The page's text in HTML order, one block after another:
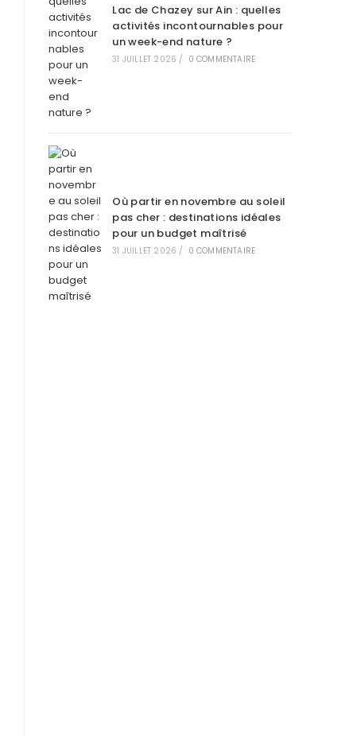
Lac de Chazey sur Ain : quelles
activités incontournables pour
un week-end nature ?
31 JUILLET 2026 / 0 COMMENTAIRE
Où partir en novembre au soleil
pas cher : destinations idéales
pour un budget maîtrisé
31 JUILLET 2026 / 0 COMMENTAIRE